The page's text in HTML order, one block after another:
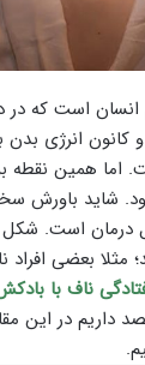
انسان است که در
کانون انرژی
اما همین نقطه
شاید باورش
درمان است.
مثلا بعضی
ناف با
در این